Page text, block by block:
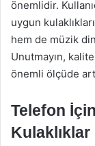
önemlidir.
uygun
hem de müzik
Unutmayın,
önemli ölçüde
Telefon
Kulaklıklar